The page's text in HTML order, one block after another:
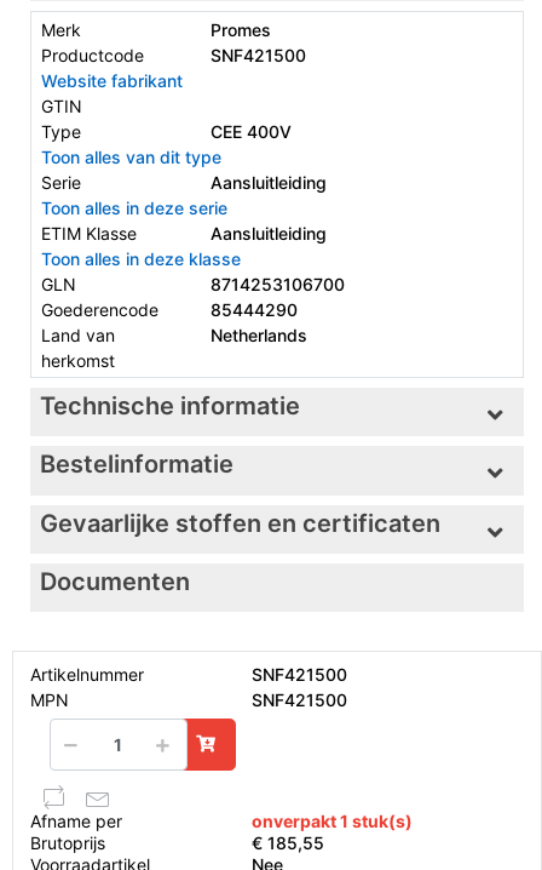
Merk
Promes
Productcode
SNF421500
Website fabrikant
GTIN
Type
CEE 400V
Toon alles van dit type
Serie
Aansluitleiding
Toon alles in deze serie
ETIM Klasse
Aansluitleiding
Toon alles in deze klasse
GLN
8714253106700
Goederencode
85444290
Land van
herkomst
Netherlands
Technische informatie
Bestelinformatie
Gevaarlijke stoffen en certificaten
Documenten
Artikelnummer
SNF421500
MPN
SNF421500
Afname per
onverpakt 1 stuk(s)
Brutoprijs
€ 185,55
Voorraadartikel
Nee